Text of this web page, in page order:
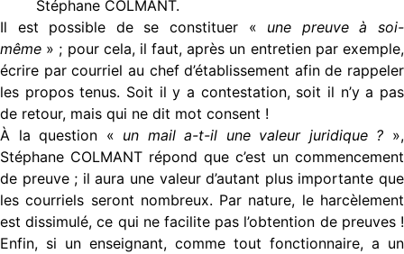
Stéphane COLMANT.
Il est possible de se constituer « une preuve à soi-
même » ; pour cela, il faut, après un entretien par exemple,
écrire par courriel au chef d’établissement afin de rappeler
les propos tenus. Soit il y a contestation, soit il n’y a pas
de retour, mais qui ne dit mot consent !
À la question « un mail a-t-il une valeur juridique ? »,
Stéphane COLMANT répond que c’est un commencement
de preuve ; il aura une valeur d’autant plus importante que
les courriels seront nombreux. Par nature, le harcèlement
est dissimulé, ce qui ne facilite pas l’obtention de preuves !
Enfin, si un enseignant, comme tout fonctionnaire, a un